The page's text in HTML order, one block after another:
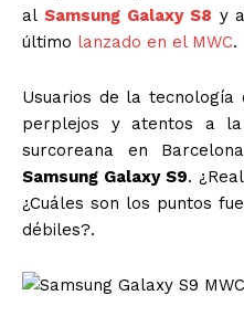
al Samsung Galaxy S8 y
último lanzado en el MWC.
Usuarios de la tecnología
perplejos y atentos a
surcoreana en
Samsung Galaxy S9.
¿Cuáles son los puntos
débiles?.